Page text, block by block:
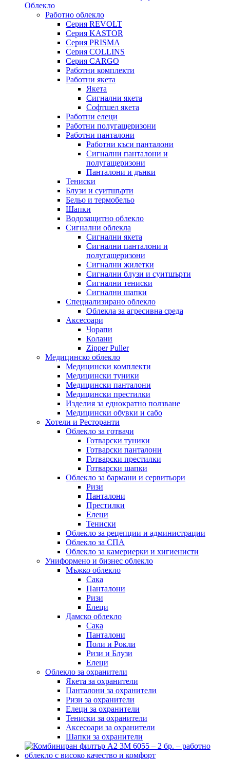
Облекло
Работно облекло
Серия REVOLT
Серия KASTOR
Серия PRISMA
Серия COLLINS
Серия CARGO
Работни комплекти
Работни якета
Якета
Сигнални якета
Софтшел якета
Работни елеци
Работни полугащеризони
Работни панталони
Работни къси панталони
Сигнални панталони и
полугащеризони
Панталони и дънки
Тениски
Блузи и суитшърти
Бельо и термобельо
Шапки
Водозащитно облекло
Сигнални облекла
Сигнални якета
Сигнални панталони и
полугащеризони
Сигнални жилетки
Сигнални блузи и суитшърти
Сигнални тениски
Сигнални шапки
Специализирано облекло
Облекла за агресивна среда
Аксесоари
Чорапи
Колани
Zipper Puller
Медицинско облекло
Медицински комплекти
Медицински туники
Медицински панталони
Медицински престилки
Изделия за еднократно ползване
Медицински обувки и сабо
Хотели и Ресторанти
Облекло за готвачи
Готварски туники
Готварски панталони
Готварски престилки
Готварски шапки
Облекло за бармани и сервитьори
Ризи
Панталони
Престилки
Елеци
Тениски
Облекло за рецепции и администрации
Облекло за СПА
Облекло за камериерки и хигиенисти
Униформено и бизнес облекло
Мъжко облекло
Сака
Панталони
Ризи
Елеци
Дамско облекло
Сака
Панталони
Поли и Рокли
Ризи и Блузи
Елеци
Облекло за охранители
Якета за охранители
Панталони за охранители
Ризи за охранители
Елеци за охранители
Тениски за охранители
Аксесоари за охранители
Шапки за охранители